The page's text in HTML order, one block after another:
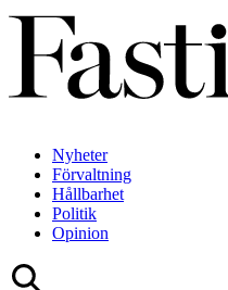
Skip
content
Nyheter
Förvaltning
Hållbarhet
Politik
Opinion